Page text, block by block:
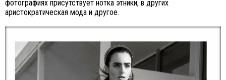
фотографиях присутствует нотка этники, в других
аристократическая мода и другое.